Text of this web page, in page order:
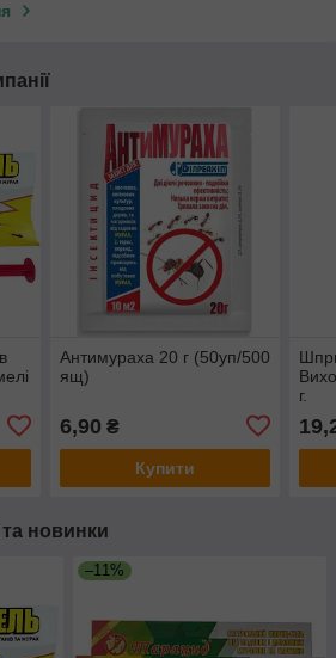
Антимураха 20 г (50уп/500
ящ)
6,90 ₴
Купити
г.
та новинки
–11%